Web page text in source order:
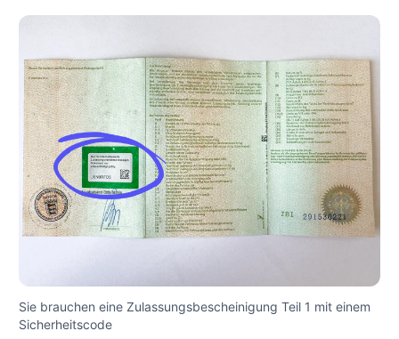
Sie brauchen eine Zulassungsbescheinigung Teil 1 mit einem
Sicherheitscode